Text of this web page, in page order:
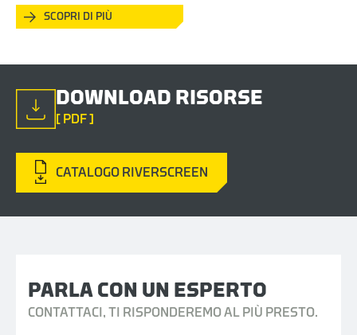
SCOPRI DI PIÙ
DOWNLOAD RISORSE
[ PDF ]
CATALOGO RIVERSCREEN
PARLA CON UN ESPERTO
CONTATTACI, TI RISPONDEREMO AL PIÙ PRESTO.